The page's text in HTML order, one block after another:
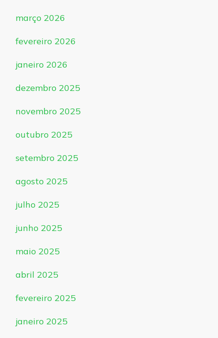
março 2026
fevereiro 2026
janeiro 2026
dezembro 2025
novembro 2025
outubro 2025
setembro 2025
agosto 2025
julho 2025
junho 2025
maio 2025
abril 2025
fevereiro 2025
janeiro 2025